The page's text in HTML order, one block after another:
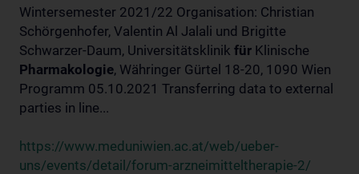
Wintersemester 2021/22 Organisation: Christian
Schörgenhofer, Valentin Al Jalali und Brigitte
Schwarzer-Daum, Universitätsklinik für Klinische
Pharmakologie, Währinger Gürtel 18-20, 1090 Wien
Programm 05.10.2021 Transferring data to external
parties in line...
https://www.meduniwien.ac.at/web/ueber-
uns/events/detail/forum-arzneimitteltherapie-2/